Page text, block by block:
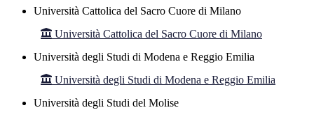
Università Cattolica del Sacro Cuore di Milano
Università Cattolica del Sacro Cuore di Milano
Università degli Studi di Modena e Reggio Emilia
Università degli Studi di Modena e Reggio Emilia
Università degli Studi del Molise